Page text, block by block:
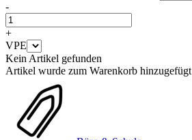
-
+
VPE
Kein Artikel gefunden
Artikel wurde zum Warenkorb hinzugefügt